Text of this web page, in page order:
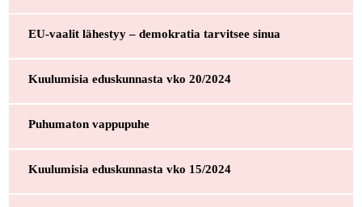
EU-vaalit lähestyy – demokratia tarvitsee sinua
Kuulumisia eduskunnasta vko 20/2024
Puhumaton vappupuhe
Kuulumisia eduskunnasta vko 15/2024